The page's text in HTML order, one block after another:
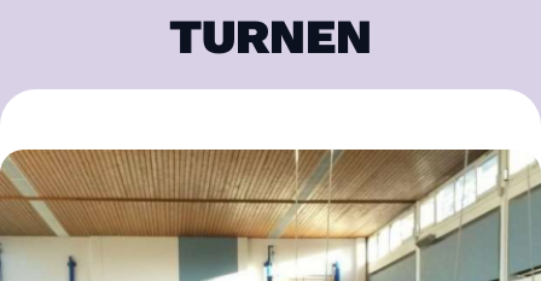
TURNEN